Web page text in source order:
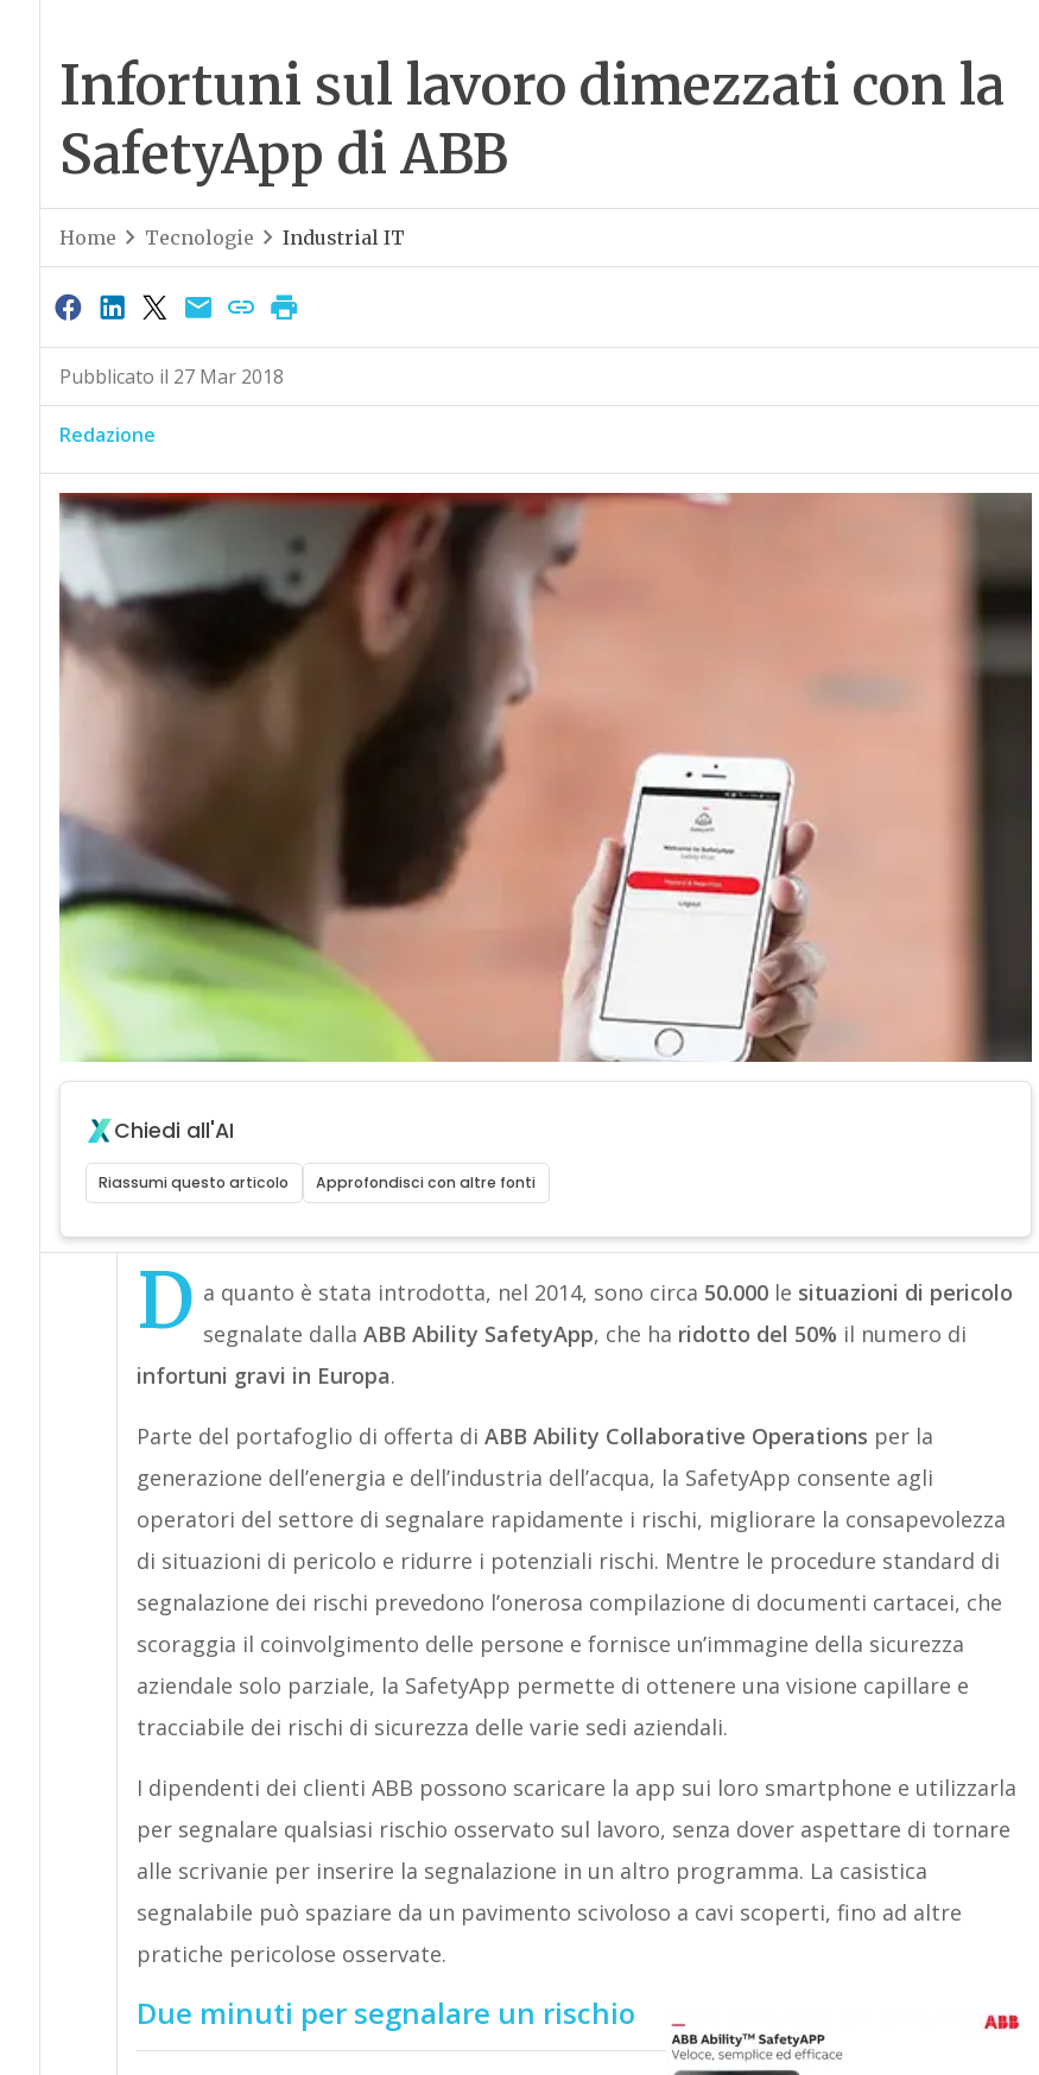
Infortuni sul lavoro dimezzati con la
SafetyApp di ABB
Home Tecnologie Industrial IT
Pubblicato il 27 Mar 2018
Redazione
Chiedi all'AI
Riassumi questo articolo Approfondisci con altre fonti
D a quanto è stata introdotta, nel 2014, sono circa 50.000le situazioni di pericolo
segnalate dalla ABB Ability SafetyApp, che ha ridotto del 50% il numero di
infortuni gravi in Europa.
Parte del portafoglio di offerta di ABB Ability Collaborative Operations per la
generazione dell’energia e dell’industria dell’acqua, la SafetyApp consente agli
operatori del settore di segnalare rapidamente i rischi, migliorare la consapevolezza
di situazioni di pericolo e ridurre i potenziali rischi. Mentre le procedure standard di
segnalazione dei rischi prevedono l’onerosa compilazione di documenti cartacei, che
scoraggia il coinvolgimento delle persone e fornisce un’immagine della sicurezza
aziendale solo parziale, la SafetyApp permette di ottenere una visione capillare e
tracciabile dei rischi di sicurezza delle varie sedi aziendali.
I dipendenti dei clienti ABB possono scaricare la app sui loro smartphone e utilizzarla
per segnalare qualsiasi rischio osservato sul lavoro, senza dover aspettare di tornare
alle scrivanie per inserire la segnalazione in un altro programma. La casistica
segnalabile può spaziare da un pavimento scivoloso a cavi scoperti, fino ad altre
pratiche pericolose osservate.
Due minuti per segnalare un rischio